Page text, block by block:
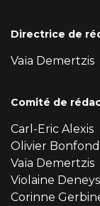
Directrice de
Vaïa Demertzis
Comité de
Carl-Eric Alexis
Olivier Bonfond
Vaïa Demertzis
Violaine Deneys
Corinne